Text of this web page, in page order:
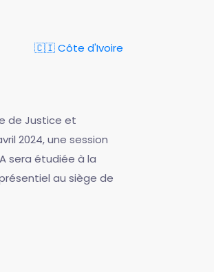
🇨🇮 Côte d'Ivoire
de Justice et
2024, une session
sera étudiée à la
au siège de